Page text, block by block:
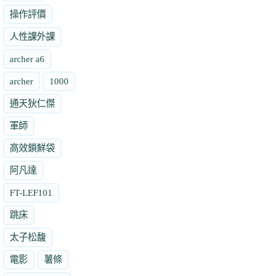
操作評價
人性課外課
archer a6
archer 1000
通天狄仁傑
軍師
高效鎖鮮袋
阿凡達
FT-LEF101
跳床
太子松馥
電影 薯條